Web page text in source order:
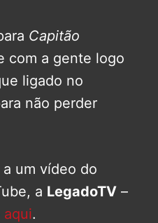
Capitão
com a gente logo
ligado no
não perder
um vídeo do
a LegadoTV –
aqui.